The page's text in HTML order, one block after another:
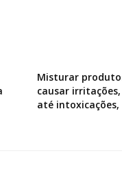
Misturar
causar
até